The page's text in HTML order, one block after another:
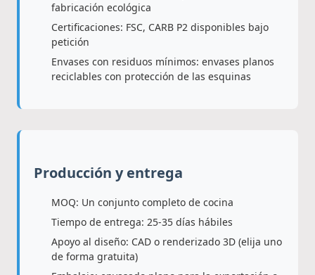
fabricación ecológica
Certificaciones: FSC, CARB P2 disponibles bajo
petición
Envases con residuos mínimos: envases planos
reciclables con protección de las esquinas
Producción y entrega
MOQ: Un conjunto completo de cocina
Tiempo de entrega: 25-35 días hábiles
Apoyo al diseño: CAD o renderizado 3D (elija uno
de forma gratuita)